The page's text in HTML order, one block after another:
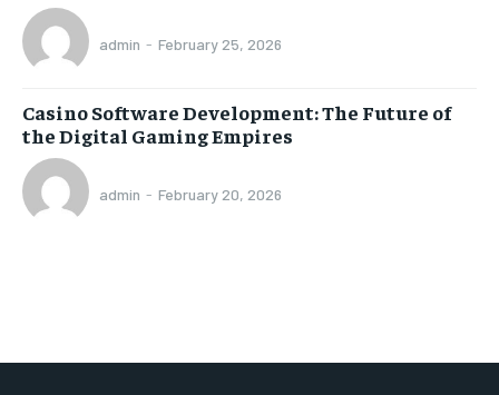
admin - February 25, 2026
Casino Software Development: The Future of
the Digital Gaming Empires
admin - February 20, 2026